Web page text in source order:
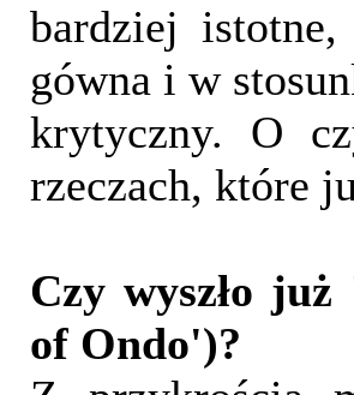
bardziej
gówna i w
krytyczny. O
rzeczach, które
Czy wyszło
of Ondo')?